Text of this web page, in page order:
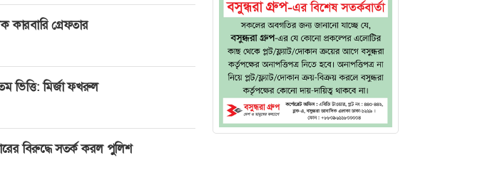
কারবারি গ্রেফতার
ভিত্তি: মির্জা ফখরুল
বিরুদ্ধে সতর্ক করল পুলিশ